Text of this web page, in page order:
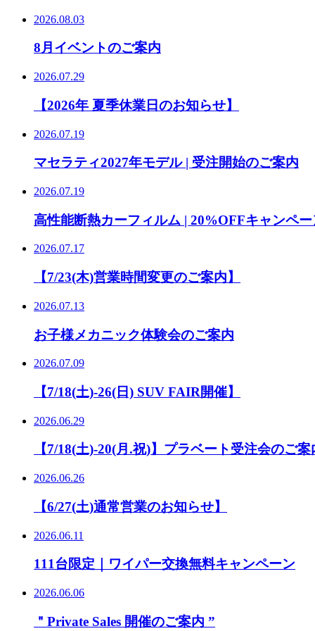
2026.08.03
8月イベントのご案内
2026.07.29
【2026年 夏季休業日のお知らせ】
2026.07.19
マセラティ2027年モデル | 受注開始のご案内
2026.07.19
高性能断熱カーフィルム | 20%OFFキャンペー
2026.07.17
【7/23(木)営業時間変更のご案内】
2026.07.13
お子様メカニック体験会のご案内
2026.07.09
【7/18(土)-26(日) SUV FAIR開催】
2026.06.29
【7/18(土)-20(月.祝)】プラベート受注会のご案
2026.06.26
【6/27(土)通常営業のお知らせ】
2026.06.11
111台限定｜ワイパー交換無料キャンペーン
2026.06.06
＂Private Sales 開催のご案内 ”